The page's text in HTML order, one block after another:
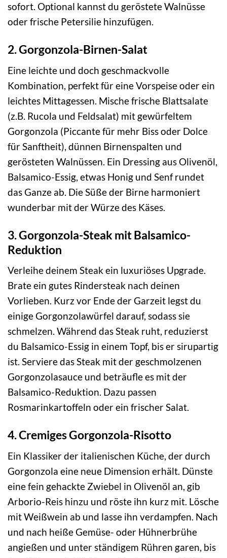
sofort. Optional kannst du geröstete Walnüsse
oder frische Petersilie hinzufügen.
2. Gorgonzola-Birnen-Salat
Eine leichte und doch geschmackvolle
Kombination, perfekt für eine Vorspeise oder ein
leichtes Mittagessen. Mische frische Blattsalate
(z.B. Rucola und Feldsalat) mit gewürfeltem
Gorgonzola (Piccante für mehr Biss oder Dolce
für Sanftheit), dünnen Birnenspalten und
gerösteten Walnüssen. Ein Dressing aus Olivenöl,
Balsamico-Essig, etwas Honig und Senf rundet
das Ganze ab. Die Süße der Birne harmoniert
wunderbar mit der Würze des Käses.
3. Gorgonzola-Steak mit Balsamico-
Reduktion
Verleihe deinem Steak ein luxuriöses Upgrade.
Brate ein gutes Rindersteak nach deinen
Vorlieben. Kurz vor Ende der Garzeit legst du
einige Gorgonzolawürfel darauf, sodass sie
schmelzen. Während das Steak ruht, reduzierst
du Balsamico-Essig in einem Topf, bis er sirupartig
ist. Serviere das Steak mit der geschmolzenen
Gorgonzolasauce und beträufle es mit der
Balsamico-Reduktion. Dazu passen
Rosmarinkartoffeln oder ein frischer Salat.
4. Cremiges Gorgonzola-Risotto
Ein Klassiker der italienischen Küche, der durch
Gorgonzola eine neue Dimension erhält. Dünste
eine fein gehackte Zwiebel in Olivenöl an, gib
Arborio-Reis hinzu und röste ihn kurz mit. Lösche
mit Weißwein ab und lasse ihn verdampfen. Nach
und nach heiße Gemüse- oder Hühnerbrühe
angießen und unter ständigem Rühren garen, bis